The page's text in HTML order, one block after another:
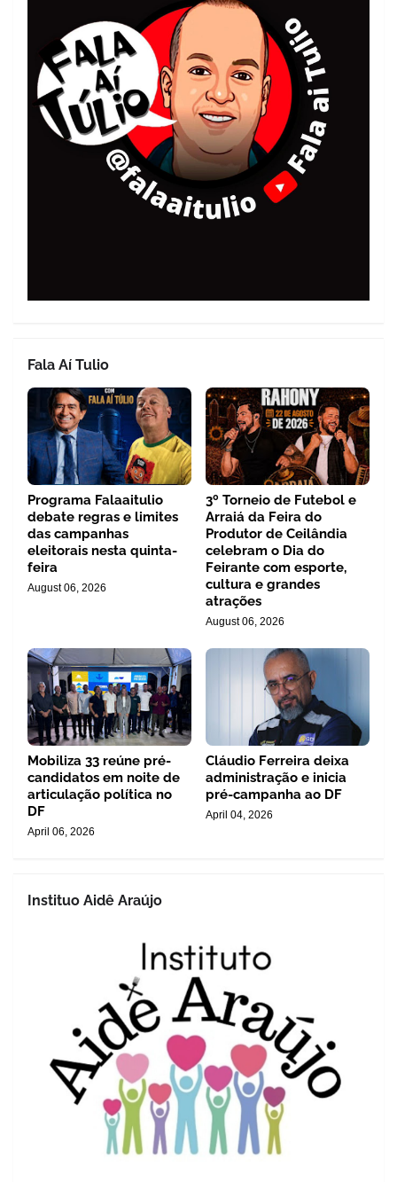
Fala Aí Tulio
Programa Falaaitulio
debate regras e limites
das campanhas
eleitorais nesta quinta-
feira
August 06, 2026
3º Torneio de Futebol e
Arraiá da Feira do
Produtor de Ceilândia
celebram o Dia do
Feirante com esporte,
cultura e grandes
atrações
August 06, 2026
Mobiliza 33 reúne pré-
candidatos em noite de
articulação política no
DF
April 06, 2026
Cláudio Ferreira deixa
administração e inicia
pré-campanha ao DF
April 04, 2026
Instituo Aidê Araújo